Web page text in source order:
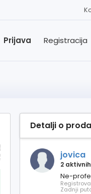
Registracija
Prijava
Detalji o
jovica
2
Ne-
Zadnji